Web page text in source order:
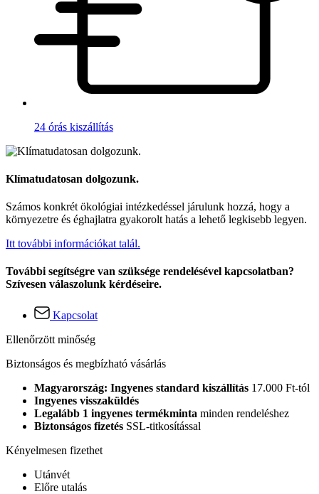
24 órás kiszállítás
Klímatudatosan dolgozunk.
Számos konkrét ökológiai intézkedéssel járulunk hozzá, hogy a
környezetre és éghajlatra gyakorolt hatás a lehető legkisebb legyen.
Itt további információkat talál.
További segítségre van szüksége rendelésével kapcsolatban?
Szívesen válaszolunk kérdéseire.
Kapcsolat
Ellenőrzött minőség
Biztonságos és megbízható vásárlás
Magyarország: Ingyenes standard kiszállítás 17.000 Ft-tól
Ingyenes visszaküldés
Legalább 1 ingyenes termékminta minden rendeléshez
Biztonságos fizetés SSL-titkosítással
Kényelmesen fizethet
Utánvét
Előre utalás